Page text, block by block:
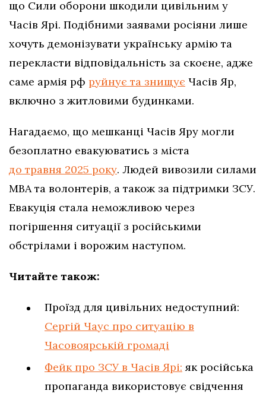
що Сили оборони шкодили цивільним у
Часів Ярі. Подібними заявами росіяни лише
хочуть демонізувати українську армію та
перекласти відповідальність за скоєне, адже
саме армія рф руйнує та знищує Часів Яр,
включно з житловими будинками.
Нагадаємо, що мешканці Часів Яру могли
безоплатно евакуюватись з міста
до травня 2025 року. Людей вивозили силами
МВА та волонтерів, а також за підтримки ЗСУ.
Евакуція стала неможливою через
погіршення ситуації з російськими
обстрілами і ворожим наступом.
Читайте також:
Проїзд для цивільних недоступний:
Сергій Чаус про ситуацію в
Часовоярській громаді
Фейк про ЗСУ в Часів Ярі: як російська
пропаганда використовує свідчення